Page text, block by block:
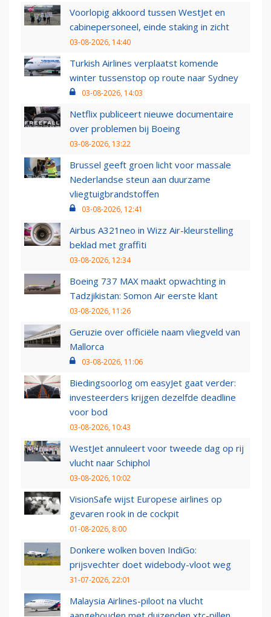
Voorlopig akkoord tussen WestJet en
cabinepersoneel, einde staking in zicht
03-08-2026, 14:40
Turkish Airlines verplaatst komende
winter tussenstop op route naar Sydney
03-08-2026, 14:03
Netflix publiceert nieuwe documentaire
over problemen bij Boeing
03-08-2026, 13:22
Brussel geeft groen licht voor massale
Nederlandse steun aan duurzame
vliegtuigbrandstoffen
03-08-2026, 12:41
Airbus A321neo in Wizz Air-kleurstelling
beklad met graffiti
03-08-2026, 12:34
Boeing 737 MAX maakt opwachting in
Tadzjikistan: Somon Air eerste klant
03-08-2026, 11:26
Geruzie over officiële naam vliegveld van
Mallorca
03-08-2026, 11:06
Biedingsoorlog om easyJet gaat verder:
investeerders krijgen dezelfde deadline
voor bod
03-08-2026, 10:43
WestJet annuleert voor tweede dag op rij
vlucht naar Schiphol
03-08-2026, 10:02
VisionSafe wijst Europese airlines op
gevaren rook in de cockpit
01-08-2026, 8:00
Donkere wolken boven IndiGo:
prijsvechter doet widebody-vloot weg
31-07-2026, 22:01
Malaysia Airlines-piloot na vlucht